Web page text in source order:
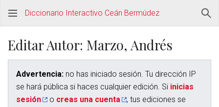
Diccionario Interactivo Ceán Bermúdez
Editar Autor: Marzo, Andrés
Advertencia: no has iniciado sesión. Tu dirección IP
se hará pública si haces cualquier edición. Si inicias
sesión
o creas una cuenta
, tus ediciones se